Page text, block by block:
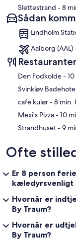
Slettestrand - 8
Sådan
Lindholm
Aalborg (AAL)
Restauranter
‪Den
‪cafe kulør -
‪Mexi's
Ofte
Er 8 person
kæledyrsvenligt
Hvornår er
By Traum?
Hvornår er
By Traum?